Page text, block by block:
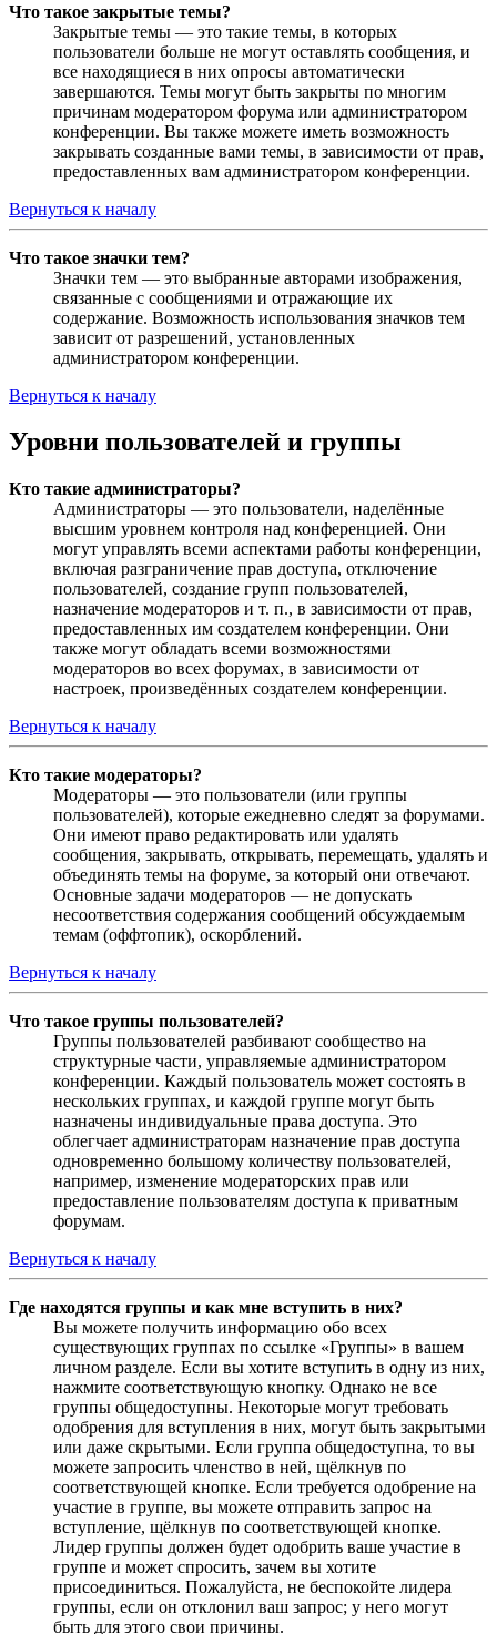
Что такое закрытые темы?
Закрытые темы — это такие темы, в которых
пользователи больше не могут оставлять сообщения, и
все находящиеся в них опросы автоматически
завершаются. Темы могут быть закрыты по многим
причинам модератором форума или администратором
конференции. Вы также можете иметь возможность
закрывать созданные вами темы, в зависимости от прав,
предоставленных вам администратором конференции.
Вернуться к началу
Что такое значки тем?
Значки тем — это выбранные авторами изображения,
связанные с сообщениями и отражающие их
содержание. Возможность использования значков тем
зависит от разрешений, установленных
администратором конференции.
Вернуться к началу
Уровни пользователей и группы
Кто такие администраторы?
Администраторы — это пользователи, наделённые
высшим уровнем контроля над конференцией. Они
могут управлять всеми аспектами работы конференции,
включая разграничение прав доступа, отключение
пользователей, создание групп пользователей,
назначение модераторов и т. п., в зависимости от прав,
предоставленных им создателем конференции. Они
также могут обладать всеми возможностями
модераторов во всех форумах, в зависимости от
настроек, произведённых создателем конференции.
Вернуться к началу
Кто такие модераторы?
Модераторы — это пользователи (или группы
пользователей), которые ежедневно следят за форумами.
Они имеют право редактировать или удалять
сообщения, закрывать, открывать, перемещать, удалять и
объединять темы на форуме, за который они отвечают.
Основные задачи модераторов — не допускать
несоответствия содержания сообщений обсуждаемым
темам (оффтопик), оскорблений.
Вернуться к началу
Что такое группы пользователей?
Группы пользователей разбивают сообщество на
структурные части, управляемые администратором
конференции. Каждый пользователь может состоять в
нескольких группах, и каждой группе могут быть
назначены индивидуальные права доступа. Это
облегчает администраторам назначение прав доступа
одновременно большому количеству пользователей,
например, изменение модераторских прав или
предоставление пользователям доступа к приватным
форумам.
Вернуться к началу
Где находятся группы и как мне вступить в них?
Вы можете получить информацию обо всех
существующих группах по ссылке «Группы» в вашем
личном разделе. Если вы хотите вступить в одну из них,
нажмите соответствующую кнопку. Однако не все
группы общедоступны. Некоторые могут требовать
одобрения для вступления в них, могут быть закрытыми
или даже скрытыми. Если группа общедоступна, то вы
можете запросить членство в ней, щёлкнув по
соответствующей кнопке. Если требуется одобрение на
участие в группе, вы можете отправить запрос на
вступление, щёлкнув по соответствующей кнопке.
Лидер группы должен будет одобрить ваше участие в
группе и может спросить, зачем вы хотите
присоединиться. Пожалуйста, не беспокойте лидера
группы, если он отклонил ваш запрос; у него могут
быть для этого свои причины.